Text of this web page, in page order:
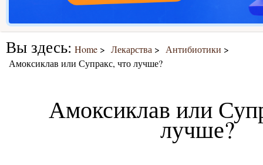
Вы здесь: Home Лекарства
Антибиотики
Амоксиклав или Супракс, что лучше?
Амоксиклав или
лучше?